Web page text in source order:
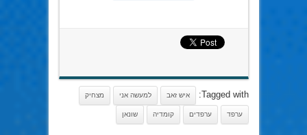
Tagged with: איש זאב למעשה אני מצחיק
ערפד ערפדים קומדיה שונאן